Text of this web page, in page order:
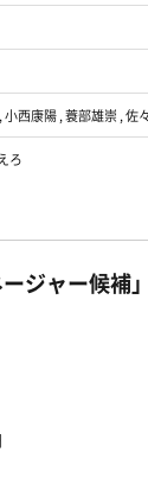
小西康陽,蓑部雄崇 ,佐
ろ
ジャー候補